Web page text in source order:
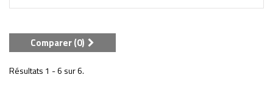
Comparer (0)
Résultats 1 - 6 sur 6.